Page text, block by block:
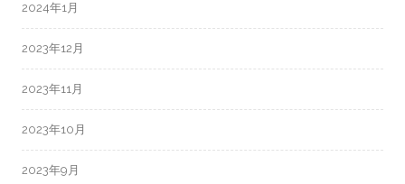
2024年1月
2023年12月
2023年11月
2023年10月
2023年9月